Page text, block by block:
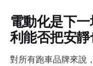
電動化是下
利能否把安
對所有跑車品牌來說